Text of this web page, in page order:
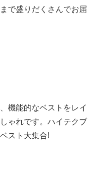
で盛りだくさんでお届
機能的なベストをレイ
ゃれです。ハイテクブ
スト大集合!